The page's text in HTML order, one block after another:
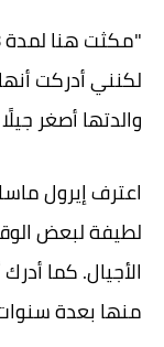
لكنني أدركت
والدتها أصغر
اعترف إيرول
لطيفة لبعض
الأجيال. كما
منها بعدة